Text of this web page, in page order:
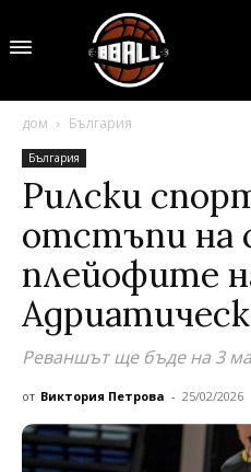
дом България
България
Рилски
отстъпи на
плейофите
Реваншът ще бъде на 3
от Виктория Петрова - 25/02/2026